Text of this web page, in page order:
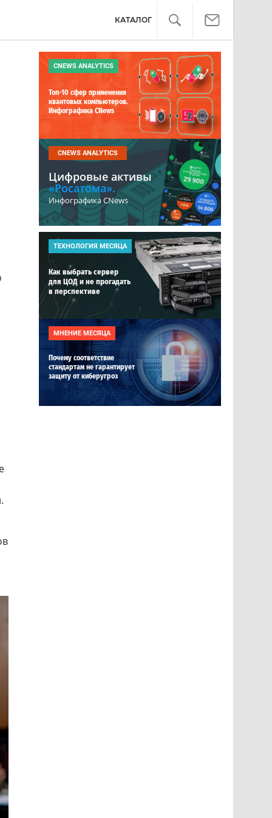
КАТАЛОГ
CNEWS ANALYTICS
Топ-10 сфер применения
квантовых компьютеров.
Инфографика CNews
CNEWS ANALYTICS
Цифровые активы
«Росатома».
Инфографика CNews
ТЕХНОЛОГИЯ МЕСЯЦА
Как выбрать сервер
для ЦОД и не прогадать
в перспективе
МНЕНИЕ МЕСЯЦА
Почему соответствие
стандартам не гарантирует
защиту от киберугроз